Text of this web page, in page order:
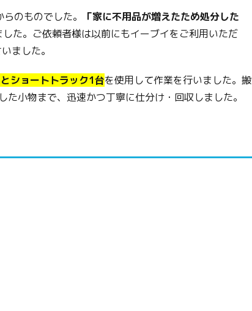
のものでした。
「家に不用品が増えたため処分した
た。ご依頼者様は以前にもイーブイをご利用いただ
ました。
ショートトラック1台を使用して作業を行いました。搬
小物まで、迅速かつ丁寧に仕分け・回収しました。